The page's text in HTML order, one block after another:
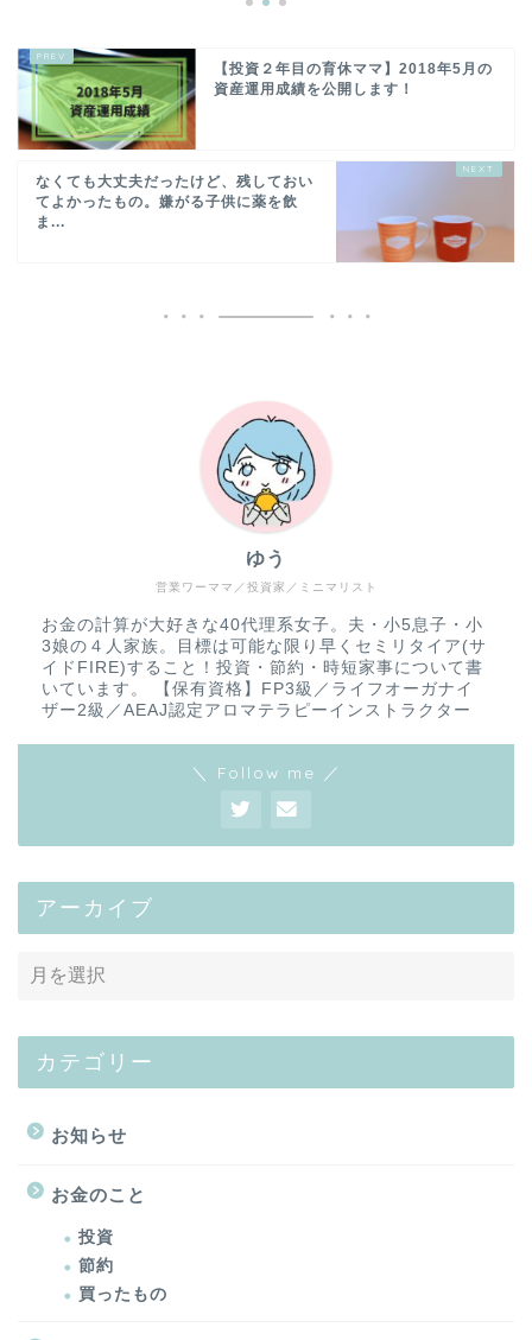
【投資２年目の育休ママ】2018年5月の
資産運用成績を公開します！
なくても大丈夫だったけど、残しておい
てよかったもの。嫌がる子供に薬を飲
ま...
営業ワーママ／投資家／ミニマリスト
ゆう
お金の計算が大好きな40代理系女子。夫・小5息子・小
3娘の４人家族。目標は可能な限り早くセミリタイア(サ
イドFIRE)すること！投資・節約・時短家事について書
いています。 【保有資格】FP3級／ライフオーガナイ
ザー2級／AEAJ認定アロマテラピーインストラクター
＼ Follow me ／
アーカイブ
カテゴリー
お知らせ
お金のこと
投資
節約
買ったもの